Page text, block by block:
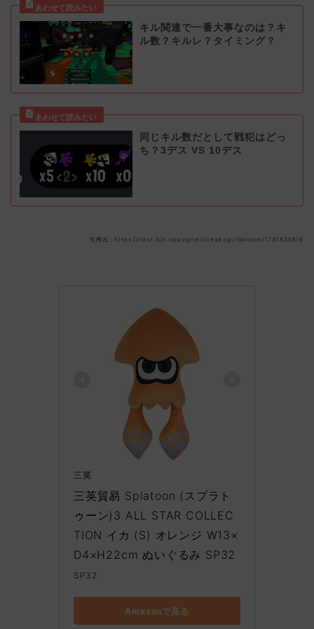
キル関連で一番大事なのは？キ
ル数？キルレ？タイミング？
同じキル数だとして戦犯はどっ
ち？3デス VS 10デス
引用元：https://itest.5ch.io/pug/test/read.cgi/famicom/1781830816
三英
三英貿易 Splatoon (スプラト
ゥーン)3 ALL STAR COLLEC
TION イカ (S) オレンジ W13×
D4×H22cm ぬいぐるみ SP32
SP32
Amazonで見る